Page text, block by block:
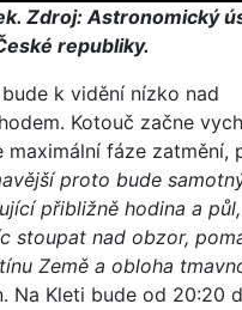
Zdroj: Astronomický
republiky.
k vidění nízko nad
Kotouč začne
maximální fáze zatmění,
proto bude
přibližně hodina a
stoupat nad obzor,
Země a obloha
Na Kleti bude od 20:20